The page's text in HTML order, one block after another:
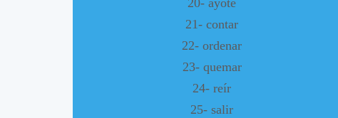
20- ayote
21- contar
22- ordenar
23- quemar
24- reír
25- salir